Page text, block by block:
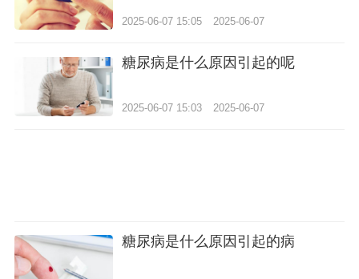
2025-06-07 15:05 2025-06-07
糖尿病是什么原因引起的呢
2025-06-07 15:03 2025-06-07
糖尿病是什么原因引起的病